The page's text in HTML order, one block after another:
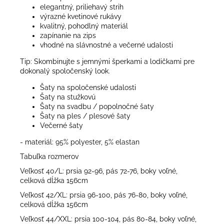
elegantný, priliehavý strih
výrazné kvetinové rukávy
kvalitný, pohodlný materiál
zapínanie na zips
vhodné na slávnostné a večerné udalosti
Tip: Skombinujte s jemnými šperkami a lodičkami pre
dokonalý spoločenský look.
Šaty na spoločenské udalosti
Šaty na stužkovú
Šaty na svadbu / popolnočné šaty
Šaty na ples / plesové šaty
Večerné šaty
- materiál: 95% polyester, 5% elastan
Tabuľka rozmerov
Veľkosť 40/L: prsia 92-96, pás 72-76, boky voľné,
celková dĺžka 156cm
Veľkosť 42/XL: prsia 96-100, pás 76-80, boky voľné,
celková dĺžka 156cm
Veľkosť 44/XXL: prsia 100-104, pás 80-84, boky voľné,